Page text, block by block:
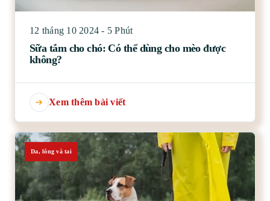
12 tháng 10 2024 - 5 Phút
Sữa tắm cho chó: Có thể dùng cho mèo được
không?
Xem thêm bài viết
Da, lông và tai